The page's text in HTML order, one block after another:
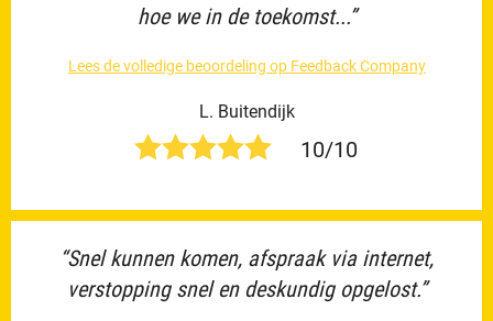
hoe we in de toekomst...”
Lees de volledige beoordeling op Feedback Company
L. Buitendijk
10/10
“Snel kunnen komen, afspraak via internet,
verstopping snel en deskundig opgelost.”